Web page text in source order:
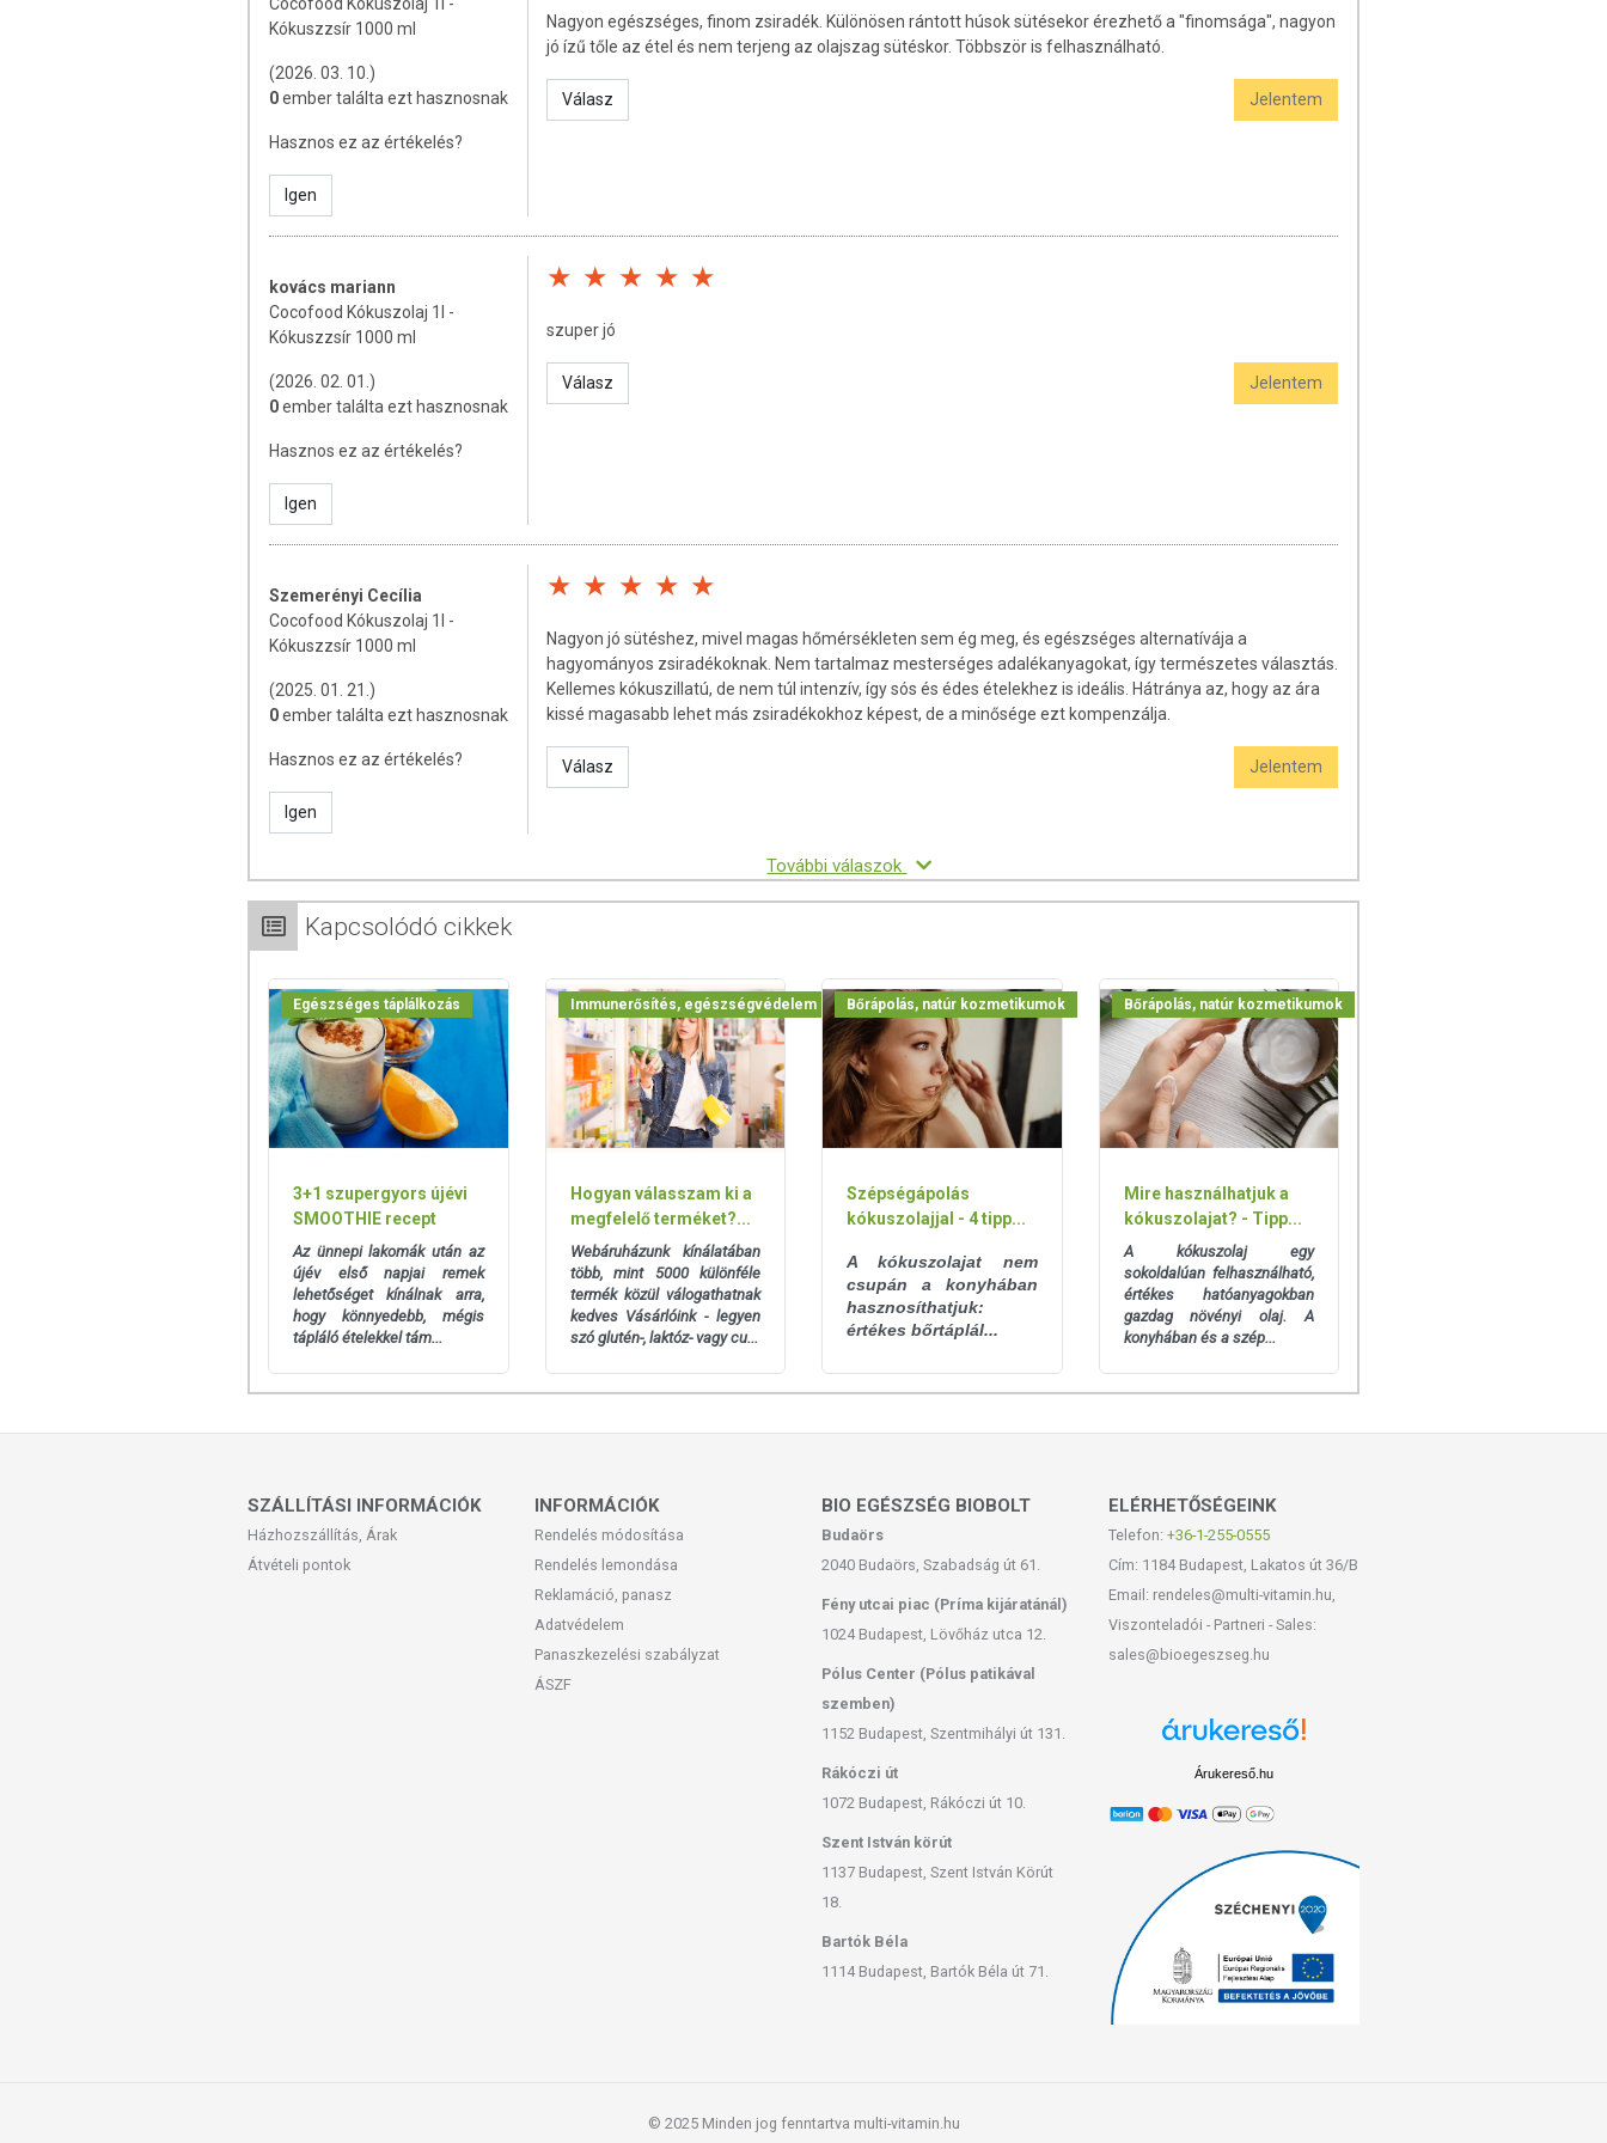
Szénhidrát: 0 g
amelyből cukor: 0 g
Rost: 0 g
Fehérje :0 g
Tárolás:+15°C és +20°C közötti hőmérsékleten, lezárt csomagolásban, nedvességtől védett helyen.
Az oldalunkon lévő adatokat folyamatosan frissítjük, törekszünk arra, hogy naprakészek legyenek.
Szeretnénk felhívni azonban a figyelmet, hogy ennek ellenére a webshopon szereplő adatok (beleértve a
termékfotókat, tápérték-, összetétel-, és allergén információkat is) csak tájékoztató jellegűek, a tényleges
értékek eltérhetnek az élelmiszerek természetéből adódóan. A friss, aktuális információkat a termékek
Kókuszzsír 1000 ml
(2026. 03. 10.)
0ember találta ezt hasznosnak
Hasznos ez az értékelés?
Igen
Nagyon egészséges, finom zsiradék. Különösen rántott húsok sütésekor érezhető a "finomsága", nagyon
jó ízű tőle az étel és nem terjeng az olajszag sütéskor. Többször is felhasználható.
Válasz Jelentem
kovács mariann
Cocofood Kókuszolaj 1l -
Kókuszzsír 1000 ml
(2026. 02. 01.)
0ember találta ezt hasznosnak
Hasznos ez az értékelés?
Igen
szuper jó
Válasz Jelentem
Szemerényi Cecília
Cocofood Kókuszolaj 1l -
Kókuszzsír 1000 ml
(2025. 01. 21.)
0ember találta ezt hasznosnak
Hasznos ez az értékelés?
Igen
Nagyon jó sütéshez, mivel magas hőmérsékleten sem ég meg, és egészséges alternatívája a
hagyományos zsiradékoknak. Nem tartalmaz mesterséges adalékanyagokat, így természetes választás.
Kellemes kókuszillatú, de nem túl intenzív, így sós és édes ételekhez is ideális. Hátránya az, hogy az ára
kissé magasabb lehet más zsiradékokhoz képest, de a minősége ezt kompenzálja.
Válasz Jelentem
További válaszok
Kapcsolódó cikkek
Egészséges táplálkozás
3+1 szupergyors újévi
SMOOTHIE recept
Az ünnepi lakomák után az
újév első napjai remek
lehetőséget kínálnak arra,
hogy könnyedebb, mégis
tápláló ételekkel tám...
Immunerősítés, egészségvédelem
Hogyan válasszam ki a
megfelelő terméket?...
Webáruházunk kínálatában
több, mint 5000 különféle
termék közül válogathatnak
kedves Vásárlóink - legyen
szó glutén-, laktóz- vagy cu...
Bőrápolás, natúr kozmetikumok
Szépségápolás
kókuszolajjal - 4 tipp...
A kókuszolajat nem
csupán a konyhában
hasznosíthatjuk:
értékes bőrtáplál...
Bőrápolás, natúr kozmetikumok
Mire használhatjuk a
kókuszolajat? - Tipp...
A kókuszolaj egy
sokoldalúan felhasználható,
értékes hatóanyagokban
gazdag növényi olaj. A
konyhában és a szép...
SZÁLLÍTÁSI INFORMÁCIÓK
Házhozszállítás, Árak
Átvételi pontok
INFORMÁCIÓK
Rendelés módosítása
Rendelés lemondása
Reklamáció, panasz
Adatvédelem
Panaszkezelési szabályzat
ÁSZF
BIO EGÉSZSÉG BIOBOLT
Budaörs
2040 Budaörs, Szabadság út 61.
Fény utcai piac (Príma kijáratánál)
1024 Budapest, Lövőház utca 12.
Pólus Center (Pólus patikával
szemben)
1152 Budapest, Szentmihályi út 131.
Rákóczi út
1072 Budapest, Rákóczi út 10.
Szent István körút
1137 Budapest, Szent István Körút
18.
Bartók Béla
1114 Budapest, Bartók Béla út 71.
ELÉRHETŐSÉGEINK
Telefon: +36-1-255-0555
Cím: 1184 Budapest, Lakatos út 36/B
Email: rendeles@multi-vitamin.hu,
Viszonteladói - Partneri - Sales:
sales@bioegeszseg.hu
Árukereső.hu
© 2025 Minden jog fenntartva multi-vitamin.hu